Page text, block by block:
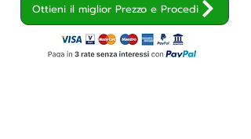
Ottieni il miglior Prezzo e Procedi